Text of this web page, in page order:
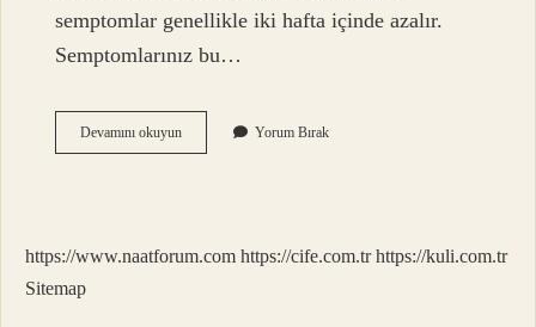
semptomlar genellikle iki hafta içinde azalır.
Semptomlarınız bu…
Devamını okuyunAyak
Bağları
Yorum Bırak
https://www.naatforum.com https://cife.com.tr https://kuli.com.tr
Sitemap